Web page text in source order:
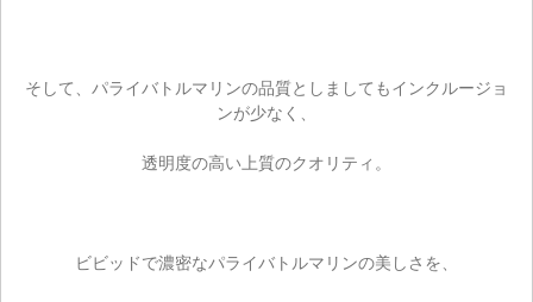
そして、パライバトルマリンの品質としましてもインクルージョ
ンが少なく、
透明度の高い上質のクオリティ。
ビビッドで濃密なパライバトルマリンの美しさを、